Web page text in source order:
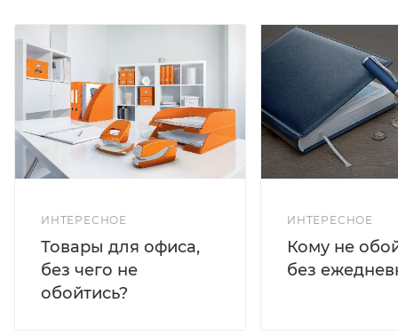
ИНТЕРЕСНОЕ
Товары для офиса,
без чего не
обойтись?
ИНТЕРЕСНОЕ
Кому не
без